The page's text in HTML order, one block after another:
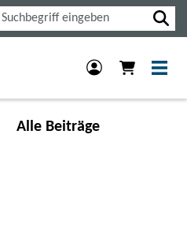
Suche
Alle Beiträge